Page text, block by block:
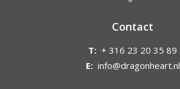
Contact
T: + 316 23 20 35 89
E: info@dragonheart.nl